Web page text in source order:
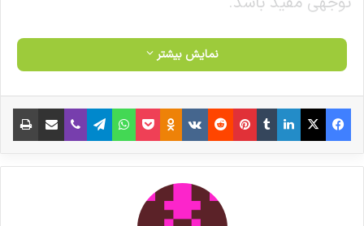
نمایش بیشتر
فیس بوک X لینکدین ‫تامبلر ‫پین‌ترست ‫رددیت ‫VKontakte
‫Odnoklassniki پاکت واتس آپ تلگرام وایبر اشتراک گذاری از طریق ایمیل